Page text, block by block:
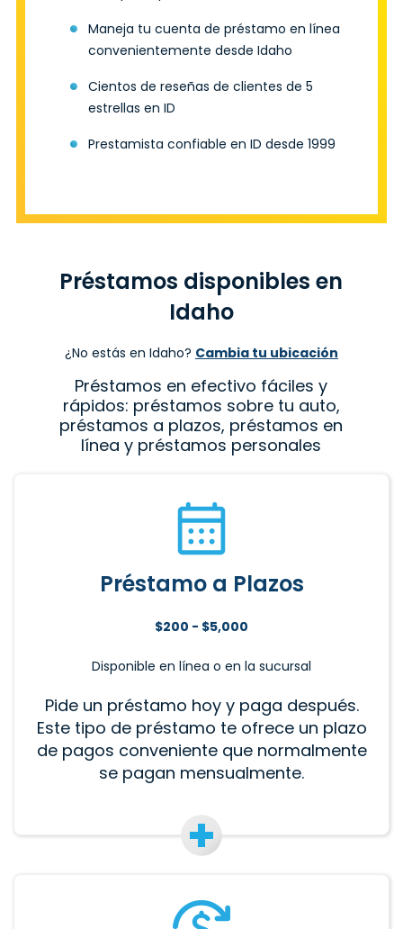
Maneja tu cuenta de préstamo en línea
convenientemente desde Idaho
Cientos de reseñas de clientes de 5
estrellas en ID
Prestamista confiable en ID desde 1999
Préstamos disponibles en
Idaho
¿No estás en Idaho? Cambia tu ubicación
Préstamos en efectivo fáciles y
rápidos: préstamos sobre tu auto,
préstamos a plazos, préstamos en
línea y préstamos personales
Préstamo a Plazos
$200 - $5,000
Disponible en línea o en la sucursal
Pide un préstamo hoy y paga después.
Este tipo de préstamo te ofrece un plazo
de pagos conveniente que normalmente
se pagan mensualmente.